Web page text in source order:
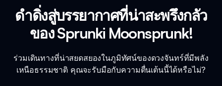
ดำดิ่งสู่บรรยากาศที่น่าสะพรึงกลัว
ของ Sprunki Moonsprunk!
ร่วมเดินทางที่น่าสยดสยองในภูมิทัศน์ของดวงจันทร์ที่มีพลัง
เหนือธรรมชาติ คุณจะรับมือกับความตื่นเต้นนี้ได้หรือไม่?